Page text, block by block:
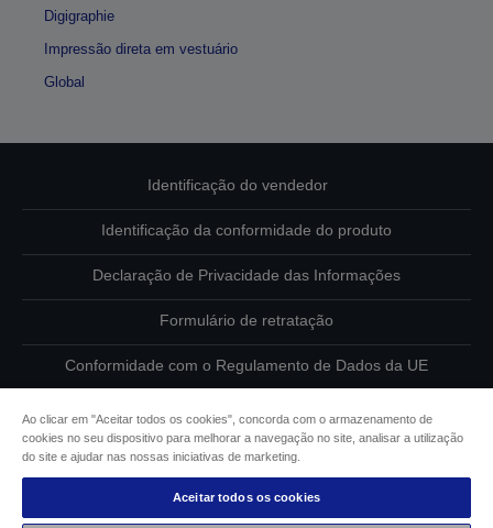
Digigraphie
Impressão direta em vestuário
Global
Identificação do vendedor
Identificação da conformidade do produto
Declaração de Privacidade das Informações
Formulário de retratação
Conformidade com o Regulamento de Dados da UE
Informações sobre cookies
Compromisso da Epson para com a acessibilidade
Ao clicar em "Aceitar todos os cookies", concorda com o armazenamento de
cookies no seu dispositivo para melhorar a navegação no site, analisar a utilização
do site e ajudar nas nossas iniciativas de marketing.
Aceitar todos os cookies